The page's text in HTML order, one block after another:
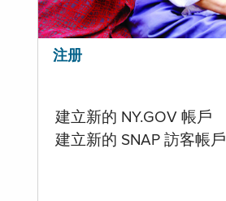
注册
建立新的 NY.GOV 帳戶
建立新的 SNAP 訪客帳戶